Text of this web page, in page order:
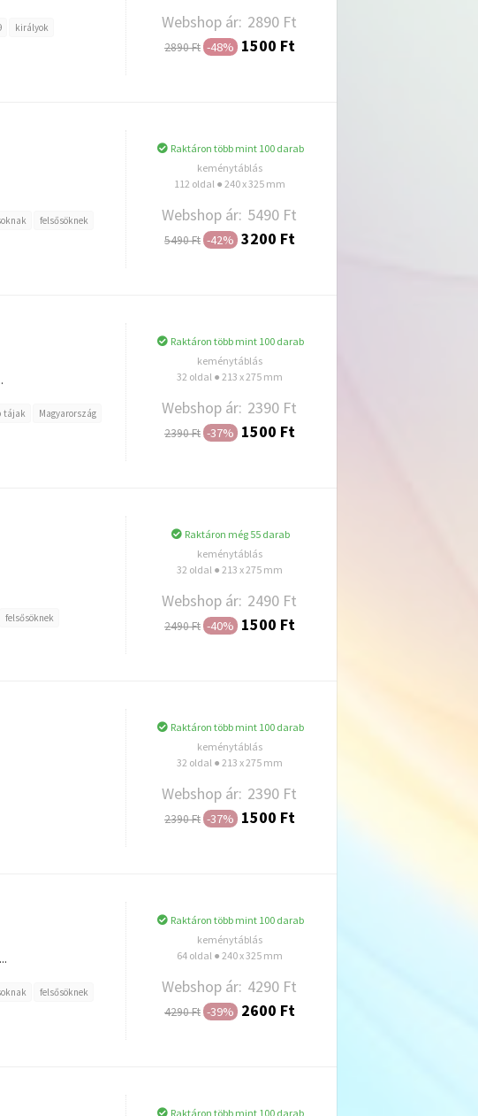
királyok
Webshop ár: 2890 Ft
2890 Ft -48% 1500 Ft
felsősöknek
Raktáron több mint 100 darab
keménytáblás
112 oldal ● 240 x 325 mm
Webshop ár: 5490 Ft
5490 Ft -42% 3200 Ft
tájak
Magyarország
Raktáron több mint 100 darab
keménytáblás
32 oldal ● 213 x 275 mm
Webshop ár: 2390 Ft
2390 Ft -37% 1500 Ft
felsősöknek
Raktáron még 55 darab
keménytáblás
32 oldal ● 213 x 275 mm
Webshop ár: 2490 Ft
2490 Ft -40% 1500 Ft
Raktáron több mint 100 darab
keménytáblás
32 oldal ● 213 x 275 mm
Webshop ár: 2390 Ft
2390 Ft -37% 1500 Ft
felsősöknek
Raktáron több mint 100 darab
keménytáblás
64 oldal ● 240 x 325 mm
Webshop ár: 4290 Ft
4290 Ft -39% 2600 Ft
Raktáron több mint 100 darab